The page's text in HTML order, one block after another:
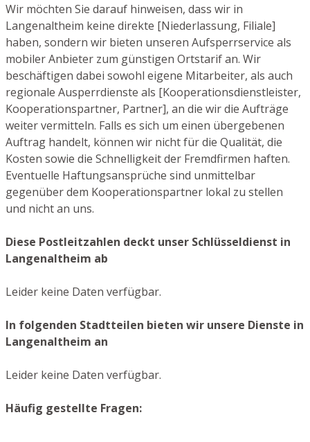
Wir möchten Sie darauf hinweisen, dass wir in
Langenaltheim keine direkte [Niederlassung, Filiale]
haben, sondern wir bieten unseren Aufsperrservice als
mobiler Anbieter zum günstigen Ortstarif an. Wir
beschäftigen dabei sowohl eigene Mitarbeiter, als auch
regionale Ausperrdienste als [Kooperationsdienstleister,
Kooperationspartner, Partner], an die wir die Aufträge
weiter vermitteln. Falls es sich um einen übergebenen
Auftrag handelt, können wir nicht für die Qualität, die
Kosten sowie die Schnelligkeit der Fremdfirmen haften.
Eventuelle Haftungsansprüche sind unmittelbar
gegenüber dem Kooperationspartner lokal zu stellen
und nicht an uns.
Diese Postleitzahlen deckt unser Schlüsseldienst in
Langenaltheim ab
Leider keine Daten verfügbar.
In folgenden Stadtteilen bieten wir unsere Dienste in
Langenaltheim an
Leider keine Daten verfügbar.
Häufig gestellte Fragen: